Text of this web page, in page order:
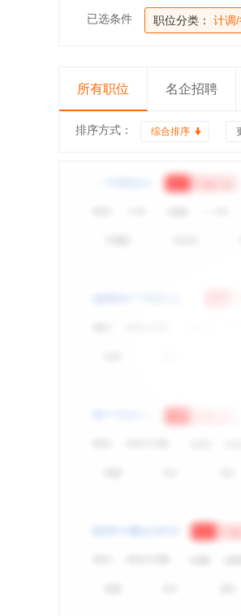
已选条件 职位分类： 计调
所有职位 名企招聘
排序方式： 综合排序